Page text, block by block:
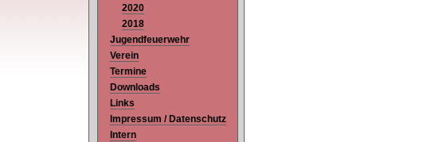
2020
2018
Jugendfeuerwehr
Verein
Termine
Downloads
Links
Impressum / Datenschutz
Intern